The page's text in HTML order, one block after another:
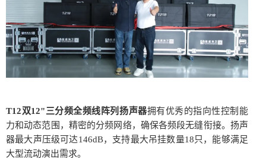
T12双12"三分频全频线阵列扬声器拥有优秀的指向性控制能
力和动态范围，精密的分频网络，确保各频段无缝衔接。扬声
器最大声压级可达146dB，支持最大吊挂数量18只，能够满足
大型流动演出需求。